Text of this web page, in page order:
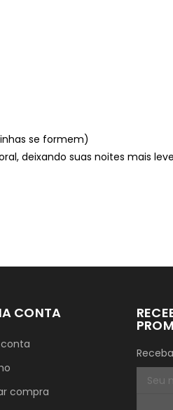
se formem)
deixando suas noites mais
CONTA
compra